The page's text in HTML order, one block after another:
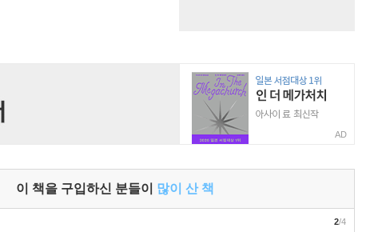
AD
이 책을 구입하신 분들이 많이 산 책
2/4